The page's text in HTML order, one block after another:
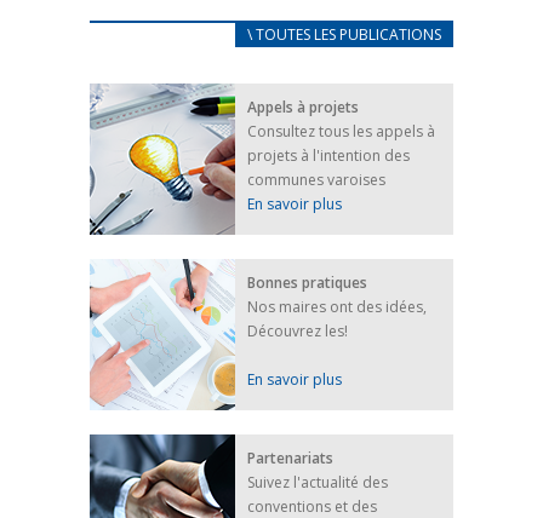
CARNET D’ACCUEIL
25 avril 2022
Afin d’accompagner au mieux les réfugiés
ukrainiens arrivés en France,...
FEUILLETER
\ TOUTES LES PUBLICATIONS
Appels à projets
Consultez tous les appels à
projets à l'intention des
communes varoises
En savoir plus
Bonnes pratiques
Nos maires ont des idées,
Découvrez les!
En savoir plus
Partenariats
Suivez l'actualité des
conventions et des